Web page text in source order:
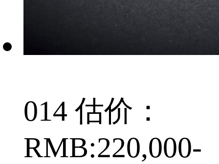
014 估价：
RMB:220,000-